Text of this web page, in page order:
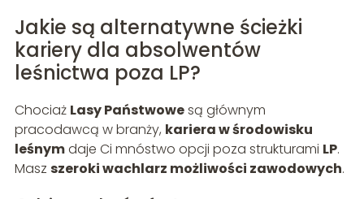
Jakie są alternatywne ścieżki
kariery dla absolwentów
leśnictwa poza LP?
Chociaż Lasy Państwowesą głównym
pracodawcą w branży, kariera w środowisku
leśnymdaje Ci mnóstwo opcji poza strukturami LP.
Masz szeroki wachlarz możliwości zawodowych.